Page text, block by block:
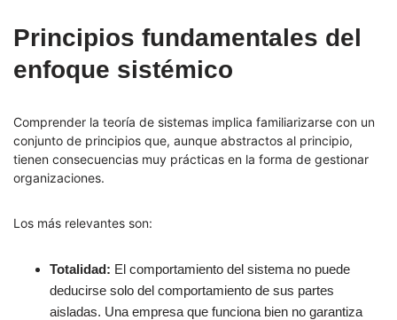
Principios fundamentales del
enfoque sistémico
Comprender la teoría de sistemas implica familiarizarse con un
conjunto de principios que, aunque abstractos al principio,
tienen consecuencias muy prácticas en la forma de gestionar
organizaciones.
Los más relevantes son:
Totalidad: El comportamiento del sistema no puede
deducirse solo del comportamiento de sus partes
aisladas. Una empresa que funciona bien no garantiza